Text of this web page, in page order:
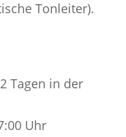
Tonleiter).
Tagen in der
Uhr